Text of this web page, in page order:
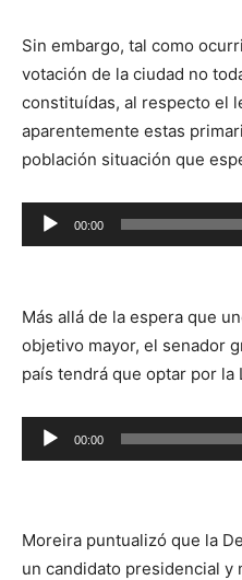
Sin embargo, tal como
votación de la ciudad no
constituídas, al respecto el
aparentemente estas
población situación que
Reproductor
de
00:00
Más allá de la espera que
objetivo mayor, el senador
país tendrá que optar por
Reproductor
de
00:00
Moreira puntualizó que la
un candidato presidencial y